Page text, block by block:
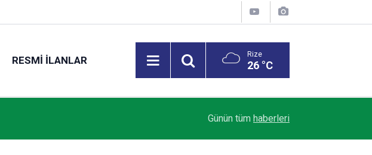
RESMI İLANLAR Rize
26 °C
Günün tüm haberleri